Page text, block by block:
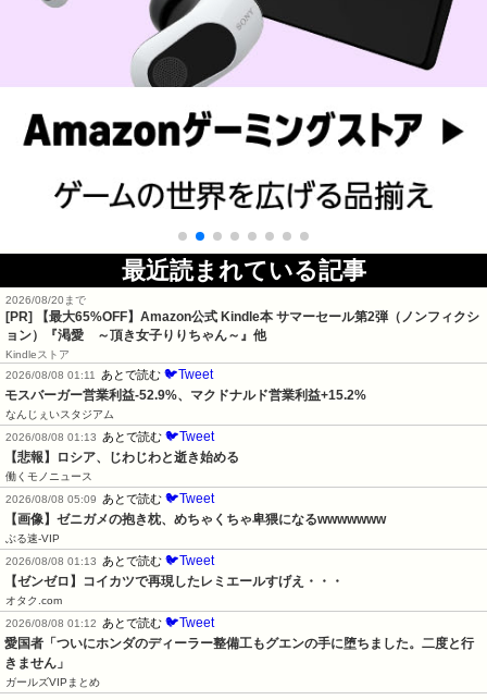
最近読まれている記事
2026/08/20まで
[PR]
【最大65%OFF】Amazon公式 Kindle本 サマーセール第2弾（ノンフィクシ
ョン）『渇愛 ～頂き女子りりちゃん～』他
Kindleストア
2026/08/08 01:11
あとで読む 🐦Tweet
モスバーガー営業利益-52.9%、マクドナルド営業利益+15.2%
なんじぇいスタジアム
2026/08/08 01:13
あとで読む 🐦Tweet
【悲報】ロシア、じわじわと逝き始める
働くモノニュース
2026/08/08 05:09
あとで読む 🐦Tweet
【画像】ゼニガメの抱き枕、めちゃくちゃ卑猥になるwwwwwww
ぶる速-VIP
2026/08/08 01:13
あとで読む 🐦Tweet
【ゼンゼロ】コイカツで再現したレミエールすげえ・・・
オタク.com
2026/08/08 01:12
あとで読む 🐦Tweet
愛国者「ついにホンダのディーラー整備工もグエンの手に堕ちました。二度と行
きません」
ガールズVIPまとめ